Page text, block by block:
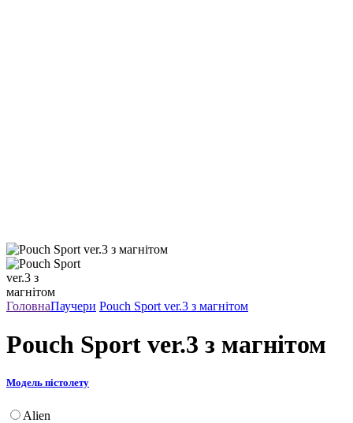
ГоловнаПаучери Pouch Sport ver.3 з магнітом
Pouch Sport ver.3 з магнітом
Модель пістолету
Alien